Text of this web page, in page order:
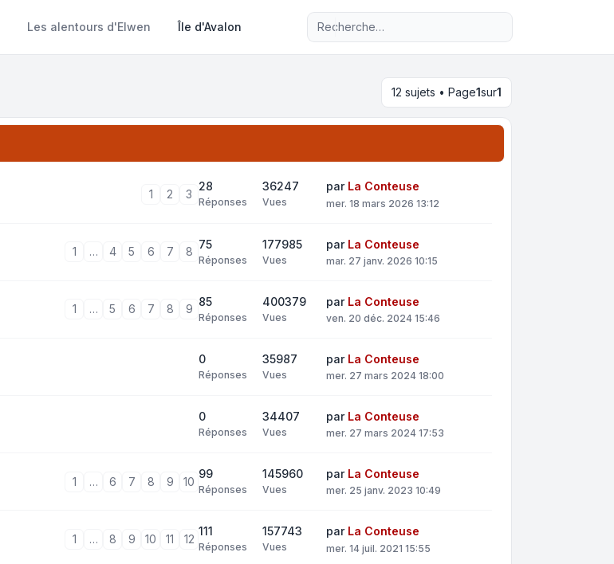
Les alentours d'Elwen Île d'Avalon Recherche avancée
12 sujets • Page1sur1
1 2 3
28
Réponses
36247
Vues
par La Conteuse
mer. 18 mars 2026 13:12
1 … 4 5 6 7 8
75
Réponses
177985
Vues
par La Conteuse
mar. 27 janv. 2026 10:15
1 … 5 6 7 8 9
85
Réponses
400379
Vues
par La Conteuse
ven. 20 déc. 2024 15:46
0
Réponses
35987
Vues
par La Conteuse
mer. 27 mars 2024 18:00
0
Réponses
34407
Vues
par La Conteuse
mer. 27 mars 2024 17:53
1 … 6 7 8 9 10
99
Réponses
145960
Vues
par La Conteuse
mer. 25 janv. 2023 10:49
1 … 8 9 10 11 12
111
Réponses
157743
Vues
par La Conteuse
mer. 14 juil. 2021 15:55